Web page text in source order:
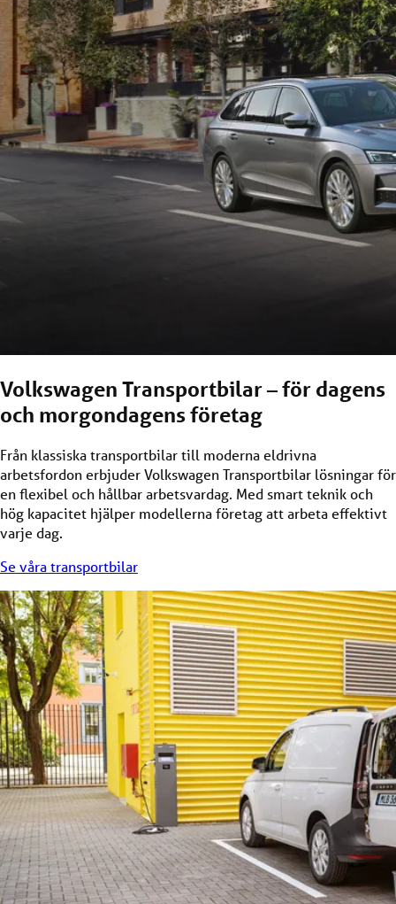
Volkswagen Transportbilar – för dagens
och morgondagens företag
Från klassiska transportbilar till moderna eldrivna
arbetsfordon erbjuder Volkswagen Transportbilar lösningar för
en flexibel och hållbar arbetsvardag. Med smart teknik och
hög kapacitet hjälper modellerna företag att arbeta effektivt
varje dag.
Se våra transportbilar